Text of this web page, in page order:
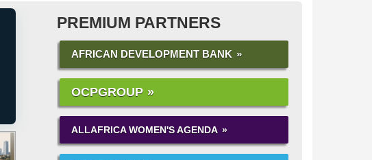
PREMIUM PARTNERS
AFRICAN DEVELOPMENT BANK
OCPGROUP
ALLAFRICA WOMEN'S AGENDA